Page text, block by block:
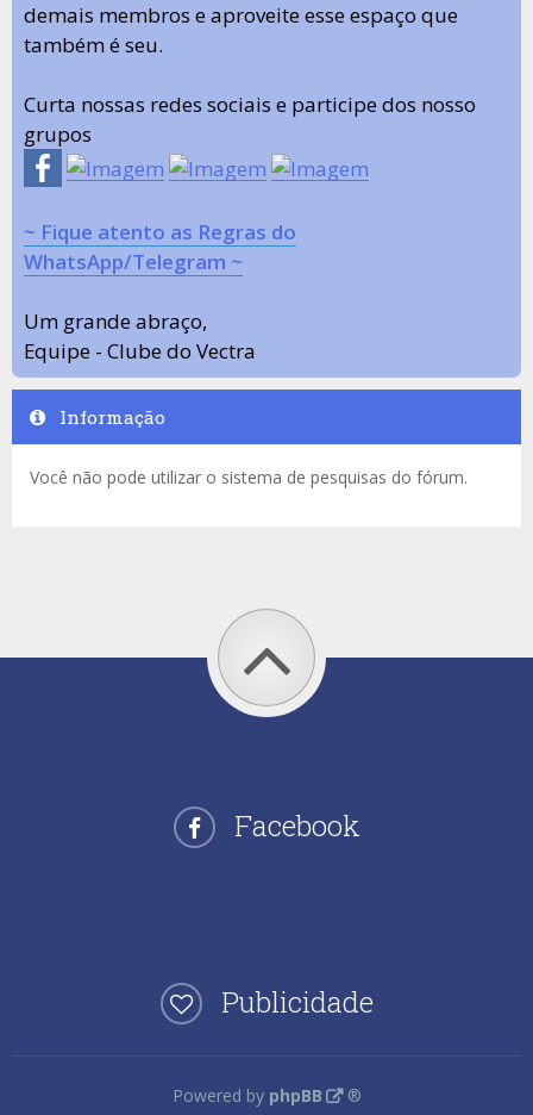
demais membros e aproveite esse espaço que
também é seu.
Curta nossas redes sociais e participe dos nosso
grupos
~ Fique atento as Regras do
WhatsApp/Telegram ~
Um grande abraço,
Equipe - Clube do Vectra
Informação
Você não pode utilizar o sistema de pesquisas do fórum.
Facebook
Publicidade
Powered by phpBB ®